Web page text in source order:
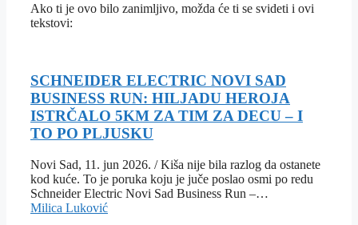
Ako ti je ovo bilo zanimljivo, možda će ti se svideti i ovi
tekstovi:
SCHNEIDER ELECTRIC NOVI SAD
BUSINESS RUN: HILJADU HEROJA
ISTRČALO 5KM ZA TIM ZA DECU – I
TO PO PLJUSKU
Novi Sad, 11. jun 2026. / Kiša nije bila razlog da ostanete
kod kuće. To je poruka koju je juče poslao osmi po redu
Schneider Electric Novi Sad Business Run –…
Milica Luković